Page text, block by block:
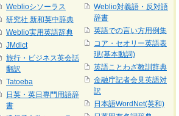
Weblioシソーラス
研究社 新和英中辞典
Weblio実用英語辞典
JMdict
旅行・ビジネス英会話
翻訳
Tatoeba
日英・英日専門用語辞
書
Weblio対義語・反対語
辞書
英語での言い方用例集
コア・セオリー英語表
現(基本動詞)
英語ことわざ教訓辞典
金融庁記者会見英語対
訳
日本語WordNet(英和)